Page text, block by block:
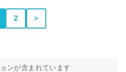
2 ＞
ンが含まれています